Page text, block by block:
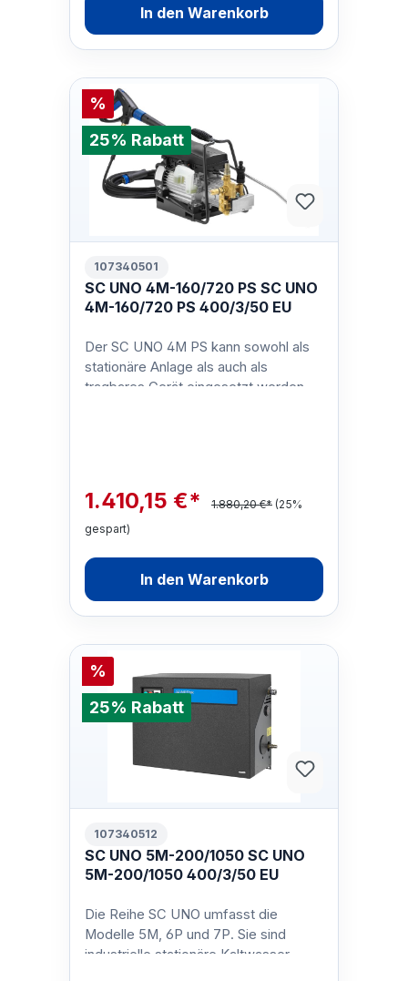
In den Warenkorb
%
25% Rabatt
107340501
SC UNO 4M-160/720 PS SC UNO
4M-160/720 PS 400/3/50 EU
Der SC UNO 4M PS kann sowohl als
stationäre Anlage als auch als
tragbares Gerät eingesetzt werden.
1.410,15 €* 1.880,20 €* (25%
gespart)
In den Warenkorb
%
25% Rabatt
107340512
SC UNO 5M-200/1050 SC UNO
5M-200/1050 400/3/50 EU
Die Reihe SC UNO umfasst die
Modelle 5M, 6P und 7P. Sie sind
industrielle stationäre Kaltwasser